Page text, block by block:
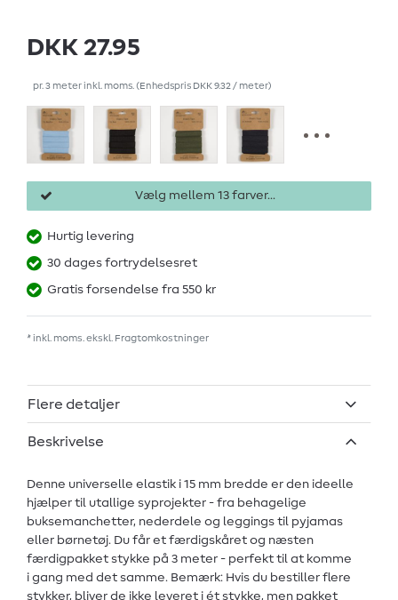
DKK 27.95
pr.3 meter inkl. moms.(Enhedspris DKK 9.32 / meter)
Vælg mellem 13 farver...
Hurtig levering
30 dages fortrydelsesret
Gratis forsendelse fra 550 kr
* inkl. moms. ekskl. Fragtomkostninger
Flere detaljer
Beskrivelse
Denne universelle elastik i 15 mm bredde er den ideelle
hjælper til utallige syprojekter - fra behagelige
buksemanchetter, nederdele og leggings til pyjamas
eller børnetøj. Du får et færdigskåret og næsten
færdigpakket stykke på 3 meter - perfekt til at komme
i gang med det samme. Bemærk: Hvis du bestiller flere
stykker, bliver de ikke leveret i ét stykke, men pakket